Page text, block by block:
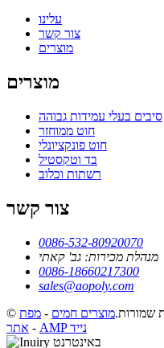
עלינו
צור קשר
מוצרים
מוצרים
סיבים בעלי עמידות גבוהה
חוט ממוחזר
חוט פונקציונלי
בד וטקסטיל
רשתות וכלוב
צור קשר
0086-532-80920070
מנהלת מכירות: גב' קאתי
0086-18660217300
sales@aopoly.com
מוצרים חמים - מפת
אתר - AMP נייד